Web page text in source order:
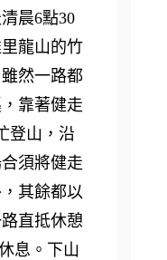
晨6點30
龍山的竹
然一路都
靠著健走
登山，沿
須將健走
其餘都以
直抵休憩
息。下山